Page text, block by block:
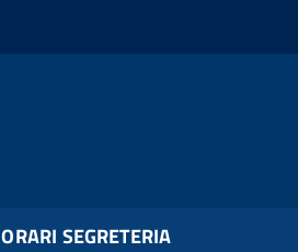
ORARI SEGRETERIA